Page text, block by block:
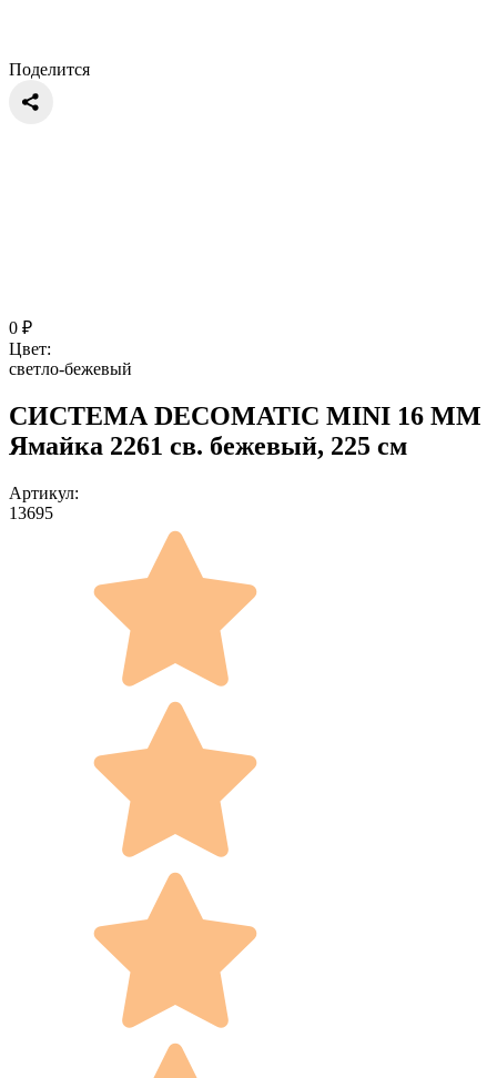
Поделится
0 ₽
Цвет:
светло-бежевый
СИСТЕМА DECOMATIC MINI 16 ММ
Ямайка 2261 св. бежевый, 225 см
Артикул:
13695